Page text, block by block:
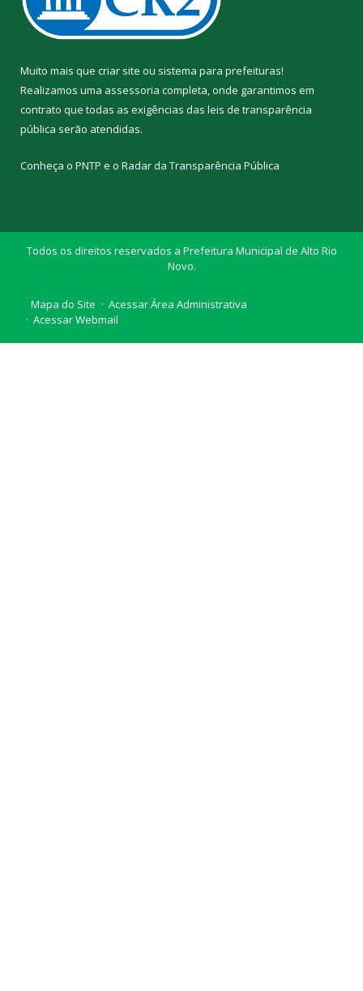
Muito mais que criar site ou sistema para prefeituras!
Realizamos uma assessoria completa, onde garantimos em
contrato que todas as exigências das leis de transparência
pública serão atendidas.
Conheça o PNTP e o Radar da Transparência Pública
Todos os direitos reservados a Prefeitura Municipal de Alto Rio
Novo.
Mapa do Site
Acessar Área Administrativa
Acessar Webmail